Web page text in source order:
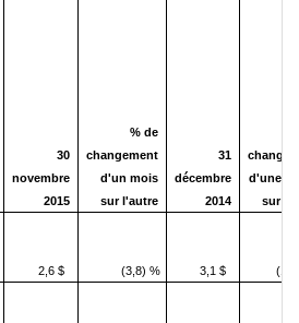
30
novembre
2015
% de
changement
d'un mois
sur l'autre
31
décembre
2014
d'une
sur
2,6 $ (3,8) % 3,1 $